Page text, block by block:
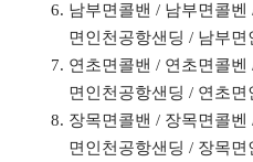
남부면콜밴 / 남부면콜
면인천공항샌딩 / 남부면
연초면콜밴 / 연초면콜
면인천공항샌딩 / 연초면
장목면콜밴 / 장목면콜
면인천공항샌딩 / 장목면